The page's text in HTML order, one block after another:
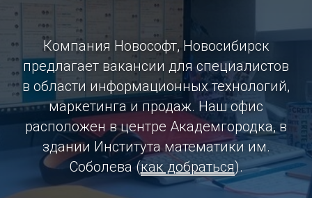
Компания Новософт, Новосибирск
предлагает вакансии для специалистов
в области информационных технологий,
маркетинга и продаж. Наш офис
расположен в центре Академгородка, в
здании Института математики им.
Соболева (как добраться).